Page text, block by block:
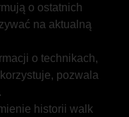
o ostatnich
na aktualną
o technikach,
pozwala
historii walk